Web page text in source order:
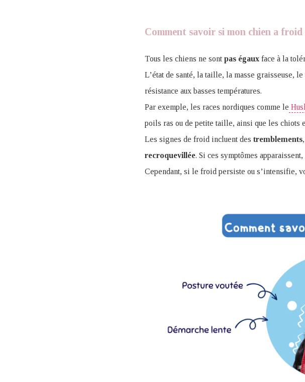
Comment savoir si mon chien a froid
Tous les chiens ne sont pas égaux face à la
L’état de santé, la taille, la masse graisseuse,
résistance aux basses températures.
Par exemple, les races nordiques comme le
poils ras ou de petite taille, ainsi que les chiots
Les signes de froid incluent des tremblements
recroquevillée. Si ces symptômes
Cependant, si le froid persiste ou s’intensifie,